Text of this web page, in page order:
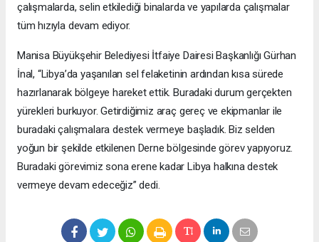
çalışmalarda, selin etkilediği binalarda ve yapılarda çalışmalar
tüm hızıyla devam ediyor.
Manisa Büyükşehir Belediyesi İtfaiye Dairesi Başkanlığı Gürhan
İnal, “Libya’da yaşanılan sel felaketinin ardından kısa sürede
hazırlanarak bölgeye hareket ettik. Buradaki durum gerçekten
yürekleri burkuyor. Getirdiğimiz araç gereç ve ekipmanlar ile
buradaki çalışmalara destek vermeye başladık. Biz selden
yoğun bir şekilde etkilenen Derne bölgesinde görev yapıyoruz.
Buradaki görevimiz sona erene kadar Libya halkına destek
vermeye devam edeceğiz” dedi.